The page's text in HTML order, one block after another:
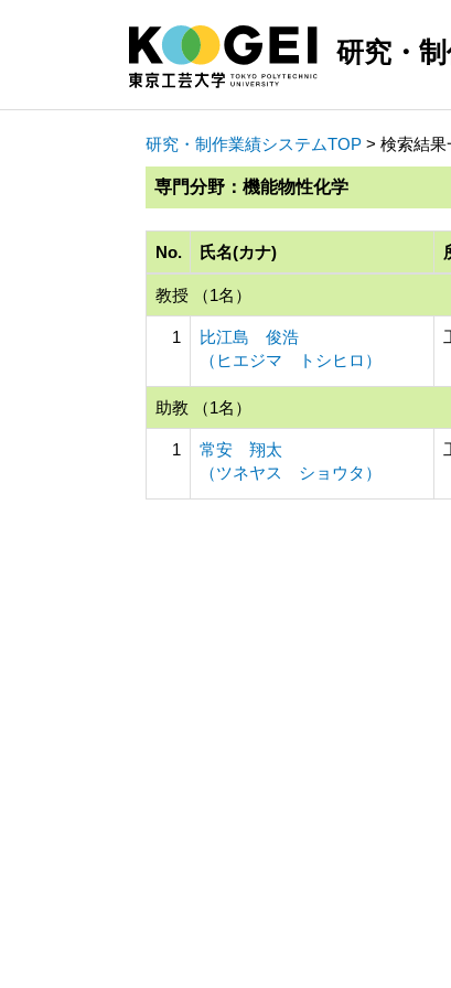
研究・
研究・制作業績システムTOP > 検索結果
専門分野：機能物性化学
No. 氏名(カナ)
教授 （1名）
1
比江島 俊浩
（ヒエジマ トシヒロ）
助教 （1名）
1
常安 翔太
（ツネヤス ショウタ）